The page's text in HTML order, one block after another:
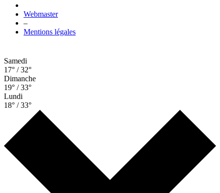
Webmaster
–
Mentions légales
Samedi
17° / 32°
Dimanche
19° / 33°
Lundi
18° / 33°